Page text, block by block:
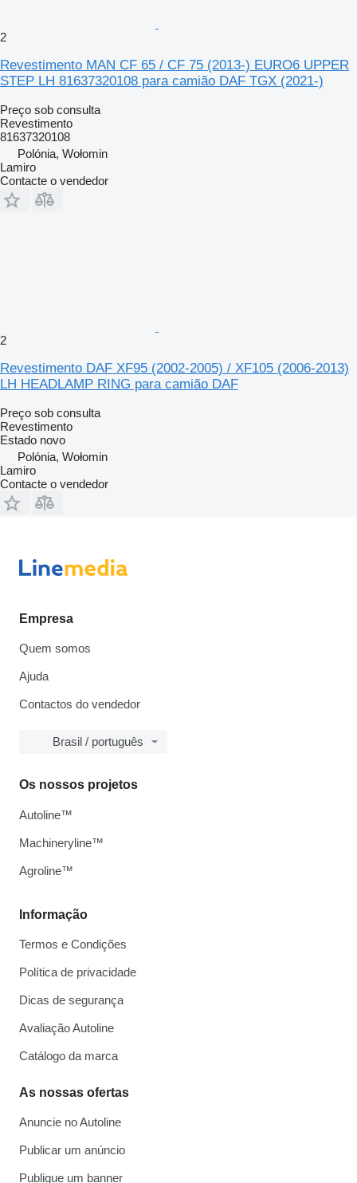
2
Revestimento MAN CF 65 / CF 75 (2013-) EURO6 UPPER
STEP LH 81637320108 para camião DAF TGX (2021-)
Preço sob consulta
Revestimento
81637320108
Polónia, Wołomin
Lamiro
Contacte o vendedor
2
Revestimento DAF XF95 (2002-2005) / XF105 (2006-2013)
LH HEADLAMP RING para camião DAF
Preço sob consulta
Revestimento
Estado novo
Polónia, Wołomin
Lamiro
Contacte o vendedor
Empresa
Quem somos
Ajuda
Contactos do vendedor
Brasil / português
Informação
Termos e Condições
Política de privacidade
Dicas de segurança
Avaliação Autoline
Catálogo da marca
As nossas ofertas
Anuncie no Autoline
Publicar um anúncio
Publique um banner
Os nossos projetos
Autoline™
Machineryline™
Agroline™